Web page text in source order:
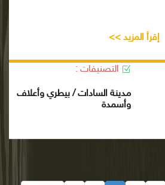
إقرأ المزيد >>
التصنيفات :
مدينة السادات / بيطري وأعلاف
وأسمدة